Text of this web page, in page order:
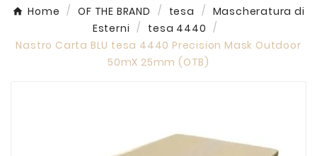
Home OF THE BRAND tesa
Mascheratura di
Esterni
tesa 4440
Nastro Carta BLU tesa 4440 Precision Mask Outdoor
50mX 25mm (OTB)